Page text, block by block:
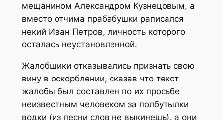
мещанином Александром Кузнецовым, а
вместо отчима прабабушки раписался
некий Иван Петров, личность которого
осталась неустановленной.
Жалобщики отказывались признать свою
вину в оскорблении, сказав что текст
жалобы был составлен по их просьбе
неизвестным человеком за полбутылки
водки (из песни слов не выкинешь), а они